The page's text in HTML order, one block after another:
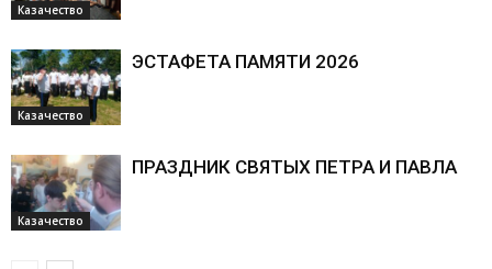
Казачество
Казачество
ЭСТАФЕТА ПАМЯТИ 2026
Казачество
ПРАЗДНИК СВЯТЫХ ПЕТРА И ПАВЛА